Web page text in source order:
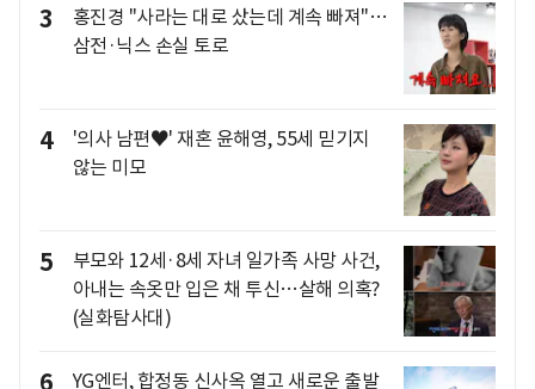
3
홍진경 "사라는 대로 샀는데 계속 빠져"…
삼전·닉스 손실 토로
4
'의사 남편♥' 재혼 윤해영, 55세 믿기지
않는 미모
5
부모와 12세·8세 자녀 일가족 사망 사건,
아내는 속옷만 입은 채 투신…살해 의혹?
(실화탐사대)
YG엔터, 합정동 신사옥 열고 새로운 출발